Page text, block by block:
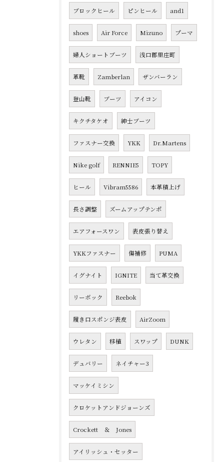
ブロックヒール ピンヒール and1
shoes Air Force Mizuno プーマ
婦人ショートブーツ 浅口郡里庄町
革靴 Zamberlan ザンバーラン
登山靴 ブーツ アイコン
キクチタケオ 紳士ブーツ
ファスナー交換 YKK Dr.Martens
Nike golf RENNIE5 TOPY
ヒール Vibram5586 本革積上げ
長さ調整 ズームアップテンポ
エアフォースワン 表皮張り替え
YKKファスナー 傷補修 PUMA
イグナイト IGNITE 当て革交換
リーボック Reebok
履き口スポンジ表皮 AirZoom
ウレタン 移植 スワップ DUNK
デュバリー ネイチャー3
マッケイミシン
クロケットアンドジョーンズ
Crockett ＆ Jones
アイリッシュ・セッター